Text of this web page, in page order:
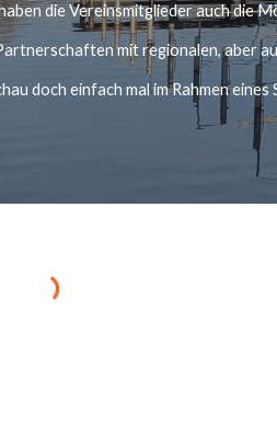
die Vereinsmitglieder auch die
mit regionalen, aber
doch einfach mal im Rahmen